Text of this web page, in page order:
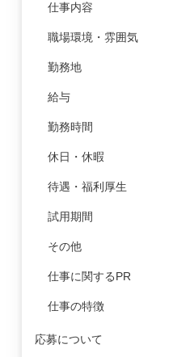
仕事内容
職場環境・雰囲気
勤務地
給与
勤務時間
休日・休暇
待遇・福利厚生
試用期間
その他
仕事に関するPR
仕事の特徴
応募について